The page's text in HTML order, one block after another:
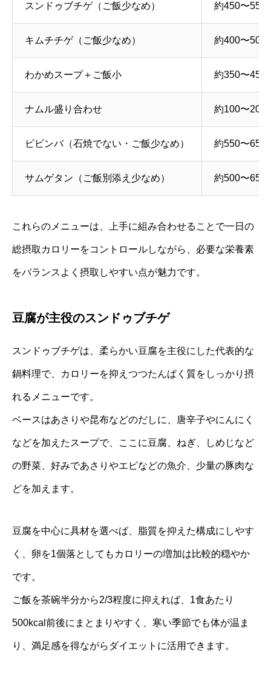
スンドゥブチゲ（ご飯少なめ） 約450〜
キムチチゲ（ご飯少なめ） 約400〜
わかめスープ＋ご飯小 約350〜
ナムル盛り合わせ 約100〜
ビビンバ（石焼でない・ご飯少なめ） 約550〜
サムゲタン（ご飯別添え少なめ） 約500〜
これらのメニューは、上手に組み合わせることで一日の
総摂取カロリーをコントロールしながら、必要な栄養素
をバランスよく摂取しやすい点が魅力です。
豆腐が主役のスンドゥブチゲ
スンドゥブチゲは、柔らかい豆腐を主役にした代表的な
鍋料理で、カロリーを抑えつつたんぱく質をしっかり摂
れるメニューです。
ベースはあさりや昆布などのだしに、唐辛子やにんにく
などを加えたスープで、ここに豆腐、ねぎ、しめじなど
の野菜、好みであさりやエビなどの魚介、少量の豚肉な
どを加えます。
豆腐を中心に具材を選べば、脂質を抑えた構成にしやす
く、卵を1個落としてもカロリーの増加は比較的穏やか
です。
ご飯を茶碗半分から2/3程度に抑えれば、1食あたり
500kcal前後にまとまりやすく、寒い季節でも体が温ま
り、満足感を得ながらダイエットに活用できます。